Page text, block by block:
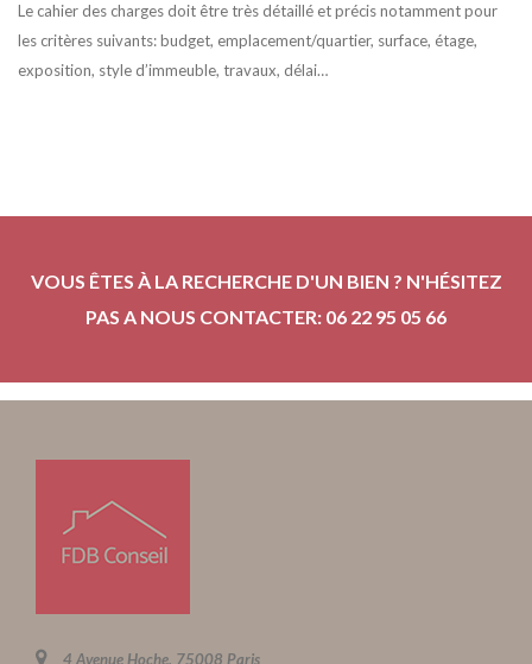
Le cahier des charges doit être très détaillé et précis notamment pour
les critères suivants: budget, emplacement/quartier, surface, étage,
exposition, style d’immeuble, travaux, délai…
VOUS ÊTES À LA RECHERCHE D'UN BIEN ? N'HÉSITEZ
PAS A NOUS CONTACTER: 06 22 95 05 66
4 Avenue Hoche, 75008 Paris